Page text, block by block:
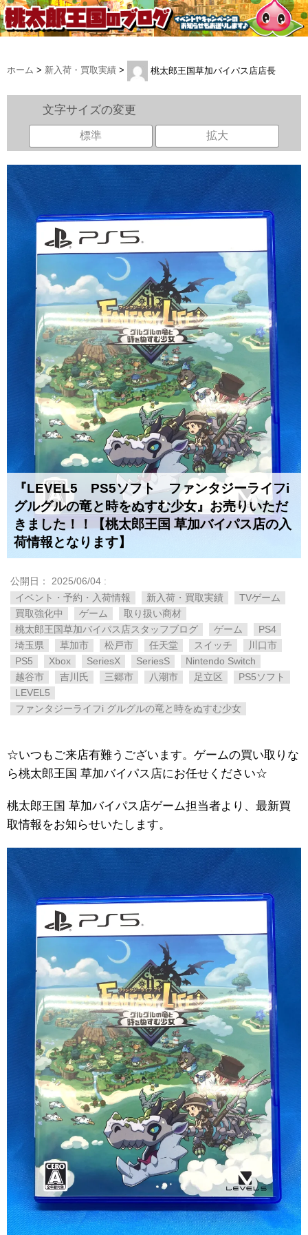
ホーム > 新入荷・買取実績 > 桃太郎王国草加バイパス店店長
文字サイズの変更
標準 拡大
『LEVEL5 PS5ソフト ファンタジーライフi ​
グルグルの竜と時をぬすむ少女』お売りいただ
きました！！【桃太郎王国 草加バイパス店の入
荷情報となります】
公開日： 2025/06/04 :
イベント・予約・入荷情報
新入荷・買取実績
TVゲーム
買取強化中
ゲーム
取り扱い商材
桃太郎王国草加バイパス店スタッフブログ
ゲーム
PS4
埼玉県
草加市 松戸市 任天堂 スイッチ
川口市
PS5
Xbox SeriesX SeriesS
Nintendo Switch
越谷市
吉川氏 三郷市 八潮市 足立区
PS5ソフト
LEVEL5
ファンタジーライフi ​グルグルの竜と時をぬすむ少女
☆いつもご来店有難うございます。ゲームの買い取りな
ら桃太郎王国 草加バイパス店にお任せください☆
桃太郎王国 草加バイパス店ゲーム担当者より、最新買
取情報をお知らせいたします。